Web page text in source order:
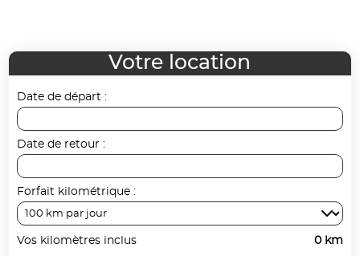
Votre location
Date de départ :
Date de retour :
Forfait kilométrique :
Vos kilomètres inclus
0 km